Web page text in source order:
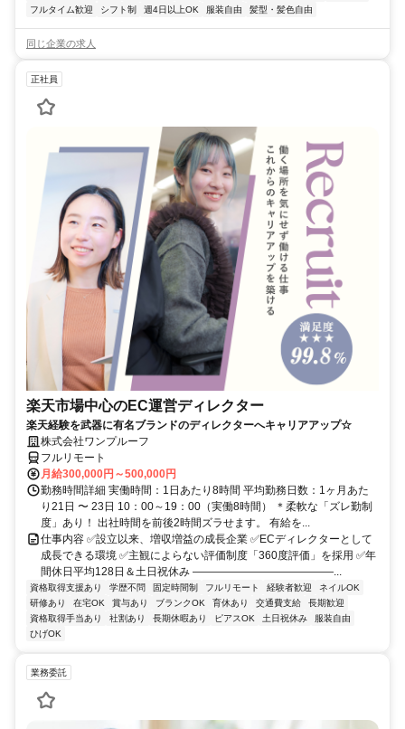
フルタイム歓迎
シフト制 週4日以上OK 服装自由 髪型・髪色自由
同じ企業の求人
正社員
楽天市場中心のEC運営ディレクター
楽天経験を武器に有名ブランドのディレクターへキャリアアップ☆
株式会社ワンプルーフ
フルリモート
月給300,000円～500,000円
勤務時間詳細 実働時間：1日あたり8時間 平均勤務日数：1ヶ月あた
り21日 〜 23日 10：00～19：00（実働8時間） ＊柔軟な「ズレ勤制
度」あり！ 出社時間を前後2時間ズラせます。 有給を...
仕事内容 ✅設立以来、増収増益の成長企業 ✅ECディレクターとして
成長できる環境 ✅主観によらない評価制度「360度評価」を採用 ✅年
間休日平均128日＆土日祝休み ―――――――――――――...
資格取得支援あり 学歴不問 固定時間制 フルリモート 経験者歓迎
ネイルOK
研修あり
在宅OK 賞与あり ブランクOK 育休あり 交通費支給
長期歓迎
資格取得手当あり
社割あり 長期休暇あり ピアスOK 土日祝休み
服装自由
ひげOK
業務委託